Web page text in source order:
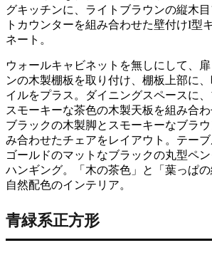
グキッチンに、ライトブラウンの縦木
トカウンターを組み合わせた壁付けI型
ネート。
ウォールキャビネットを無しにして、
ンの木製棚板を取り付け、棚板上部に
イルをプラス。ダイニングスペースに
スモーキーな茶色の木製天板を組み合わ
ブラックの木製脚とスモーキーなブラ
み合わせたチェアをレイアウト。テー
ゴールドのマットなブラックの丸型ペ
ハンギング。「木の茶色」と「葉っぱ
自然配色のインテリア。
青緑系正方形